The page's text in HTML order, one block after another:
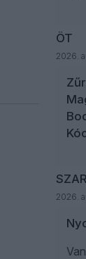
ÖT
2026.
2026.